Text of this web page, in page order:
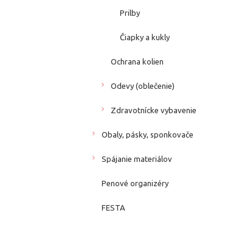
Prilby
Čiapky a kukly
Ochrana kolien
Odevy (oblečenie)
Zdravotnícke vybavenie
Obaly, pásky, sponkovače
Spájanie materiálov
Penové organizéry
FESTA